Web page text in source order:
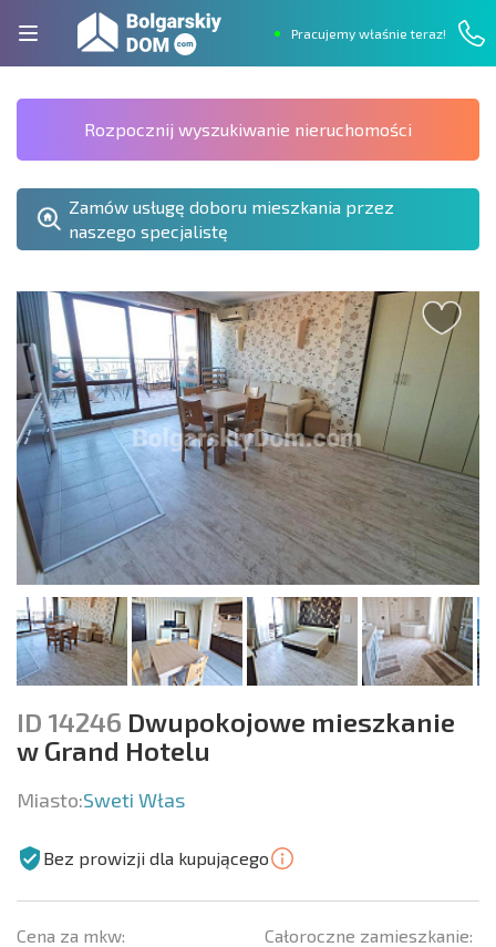
Pracujemy właśnie teraz!
Rozpocznij wyszukiwanie nieruchomości
Zamów usługę doboru mieszkania przez
naszego specjalistę
ID 14246 Dwupokojowe mieszkanie
w Grand Hotelu
Miasto:Sweti Włas
Bez prowizji dla kupującego
Cena za mkw:
Całoroczne zamieszkanie: